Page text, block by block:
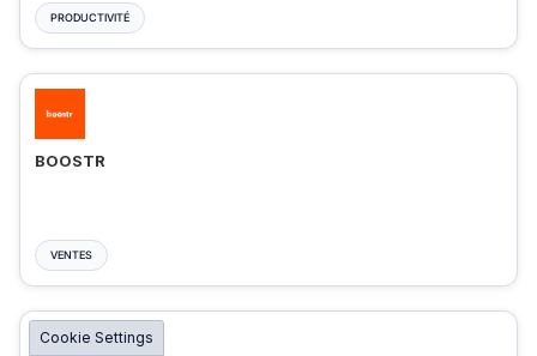
PRODUCTIVITÉ
BOOSTR
VENTES
Cookie Settings